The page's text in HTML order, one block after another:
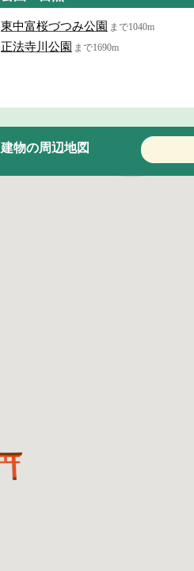
東中富桜づつみ公園 まで1040m
正法寺川公園 まで1690m
建物の周辺地図